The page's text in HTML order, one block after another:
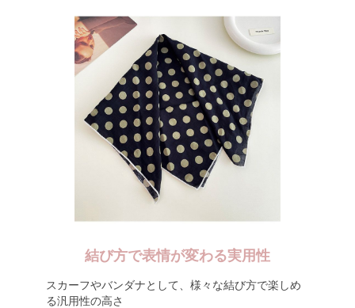
結び方で表情が変わる実用性
スカーフやバンダナとして、様々な結び方で楽しめ
る汎用性の高さ